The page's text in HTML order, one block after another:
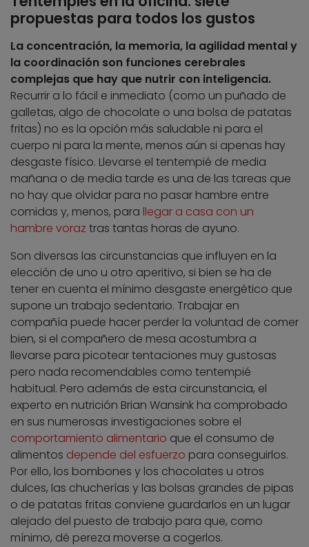
propuestas para todos los gustos
La concentración, la memoria, la agilidad mental y
la coordinación son funciones cerebrales
complejas que hay que nutrir con inteligencia.
Recurrir a lo fácil e inmediato (como un puñado de
galletas, algo de chocolate o una bolsa de patatas
fritas) no es la opción más saludable ni para el
cuerpo ni para la mente, menos aún si apenas hay
desgaste físico. Llevarse el tentempié de media
mañana o de media tarde es una de las tareas que
no hay que olvidar para no pasar hambre entre
comidas y, menos, para llegar a casa con un
hambre voraz tras tantas horas de ayuno.
Son diversas las circunstancias que influyen en la
elección de uno u otro aperitivo, si bien se ha de
tener en cuenta el mínimo desgaste energético que
supone un trabajo sedentario. Trabajar en
compañía puede hacer perder la voluntad de comer
bien, si el compañero de mesa acostumbra a
llevarse para picotear tentaciones muy gustosas
pero nada recomendables como tentempié
habitual. Pero además de esta circunstancia, el
experto en nutrición Brian Wansink ha comprobado
en sus numerosas investigaciones sobre el
comportamiento alimentario que el consumo de
alimentos depende del esfuerzo para conseguirlos.
Por ello, los bombones y los chocolates u otros
dulces, las chucherías y las bolsas grandes de pipas
o de patatas fritas conviene guardarlos en un lugar
alejado del puesto de trabajo para que, como
mínimo, dé pereza moverse a cogerlos.